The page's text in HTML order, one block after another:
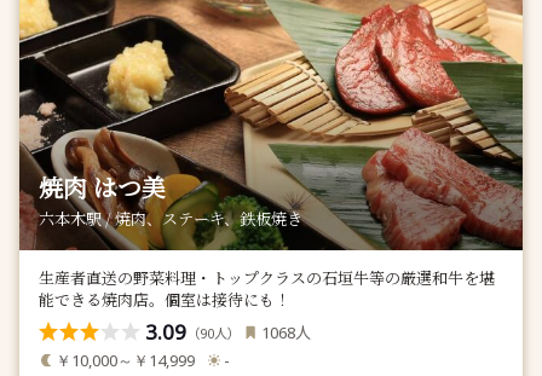
焼肉 はつ美
六本木駅 / 焼肉、ステーキ、鉄板焼き
生産者直送の野菜料理・トップクラスの石垣牛等の厳選和牛を堪
能できる焼肉店。個室は接待にも！
3.09 （90人） 1068人
￥10,000～￥14,999 -